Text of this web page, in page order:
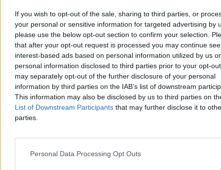
If you wish to opt-out of the sale, sharing to third parties, or
your personal or sensitive information for targeted advertising by
please use the below opt-out section to confirm your selection.
that after your opt-out request is processed you may continue
interest-based ads based on personal information utilized by us or
personal information disclosed to third parties prior to your opt-
may separately opt-out of the further disclosure of your personal
information by third parties on the IAB’s list of downstream
This information may also be disclosed by us to third parties on
List of Downstream Participants that may further disclose it to
parties.
Personal Data Processing Opt Outs
budynek powstanie dopiero za trzy lata.
Tomasz Pałasz
06.08.2026
3 min
Reklama
Reklama